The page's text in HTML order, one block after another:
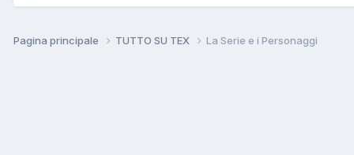
Pagina principale TUTTO SU TEX La Serie e i Personaggi